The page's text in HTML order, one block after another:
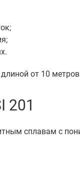
от 10
201
сплавам с